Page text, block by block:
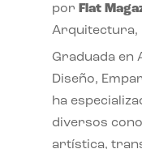
por Flat
Arquitectura,
Graduada en
Diseño,
ha
diversos
artística,